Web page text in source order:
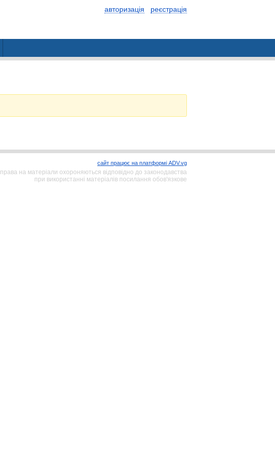
авторизація реєстрація
сайт працює на платформі ADV.vg
права на матеріали охороняються відповідно до законодавства
при використанні матеріалів посилання обов'язкове